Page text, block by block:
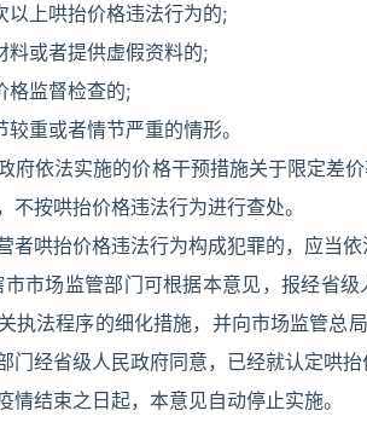
以上哄抬价格违法行为的;
料或者提供虚假资料的;
格监督检查的;
重或者情节严重的情形。
府依法实施的价格干预措施关于限定差
按哄抬价格违法行为进行查处。
者哄抬价格违法行为构成犯罪的，应当依
市场监管部门可根据本意见，报经省
执法程序的细化措施，并向市场监管总
门经省级人民政府同意，已经就认定哄
情结束之日起，本意见自动停止实施。